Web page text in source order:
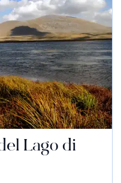
Lago di